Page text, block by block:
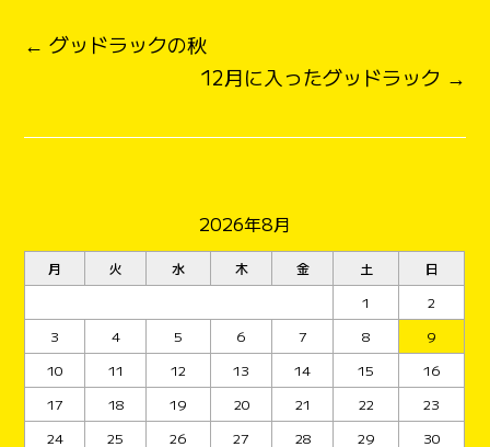
← グッドラックの秋
12月に入ったグッドラック →
2026年8月
月 火 水 木 金 土
日
1
2
3
4 5 6 7 8
9
10
11 12 13 14 15
16
17
18 19 20 21 22
23
24
25 26 27 28 29 30